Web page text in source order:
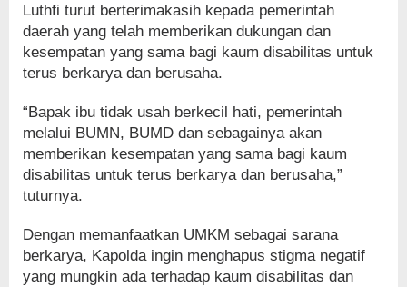
Luthfi turut berterimakasih kepada pemerintah
daerah yang telah memberikan dukungan dan
kesempatan yang sama bagi kaum disabilitas untuk
terus berkarya dan berusaha.
“Bapak ibu tidak usah berkecil hati, pemerintah
melalui BUMN, BUMD dan sebagainya akan
memberikan kesempatan yang sama bagi kaum
disabilitas untuk terus berkarya dan berusaha,”
tuturnya.
Dengan memanfaatkan UMKM sebagai sarana
berkarya, Kapolda ingin menghapus stigma negatif
yang mungkin ada terhadap kaum disabilitas dan